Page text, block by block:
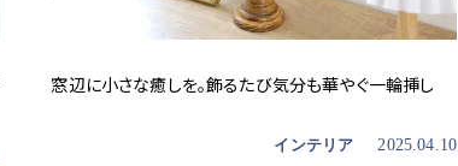
窓辺に小さな癒しを。飾るたび気分も華やぐ一輪挿し
インテリア 2025.04.10